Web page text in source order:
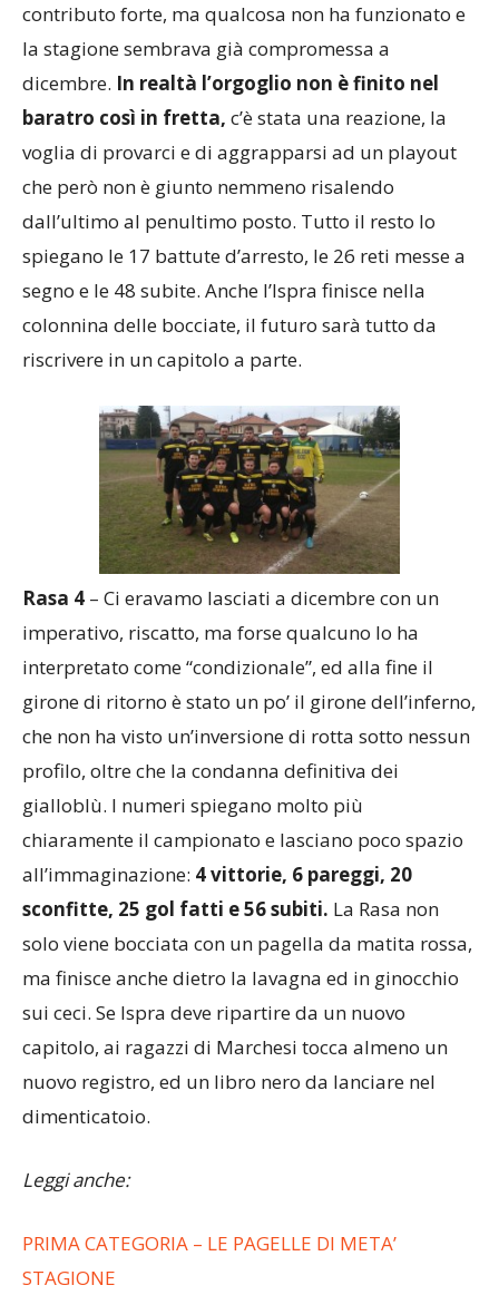
d’esperienza e giovani di qualità pronti a dare un
contributo forte, ma qualcosa non ha funzionato e
la stagione sembrava già compromessa a
dicembre.In realtà l’orgoglio non è finito nel
baratro così in fretta,c’è stata una reazione, la
voglia di provarci e di aggrapparsi ad un playout
che però non è giunto nemmeno risalendo
dall’ultimo al penultimo posto. Tutto il resto lo
spiegano le 17 battute d’arresto, le 26 reti messe a
segno e le 48 subite. Anche l’Ispra finisce nella
colonnina delle bocciate, il futuro sarà tutto da
riscrivere in un capitolo a parte.
Rasa 4– Ci eravamo lasciati a dicembre con un
imperativo, riscatto, ma forse qualcuno lo ha
interpretato come “condizionale”, ed alla fine il
girone di ritorno è stato un po’ il girone dell’inferno,
che non ha visto un’inversione di rotta sotto nessun
profilo, oltre che la condanna definitiva dei
gialloblù. I numeri spiegano molto più
chiaramente il campionato e lasciano poco spazio
all’immaginazione:4 vittorie, 6 pareggi, 20
sconfitte, 25 gol fatti e 56 subiti. La Rasa non
solo viene bocciata con un pagella da matita rossa,
ma finisce anche dietro la lavagna ed in ginocchio
sui ceci. Se Ispra deve ripartire da un nuovo
capitolo, ai ragazzi di Marchesi tocca almeno un
nuovo registro, ed un libro nero da lanciare nel
PRIMA CATEGORIA – LE PAGELLE DI META’